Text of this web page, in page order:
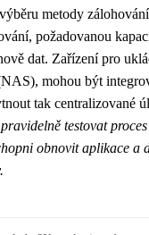
metody
požadovanou
dat. Zařízení pro
mohou být
tak centralizované
testovat
obnovit aplikace a